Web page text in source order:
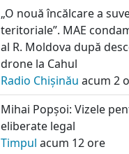
„O nouă încălcare a
teritoriale”. MAE
al R. Moldova după
drone la Cahul
Radio Chișinău acum 2
Mihai Popșoi: Vizele
eliberate legal
Timpul acum 12 ore